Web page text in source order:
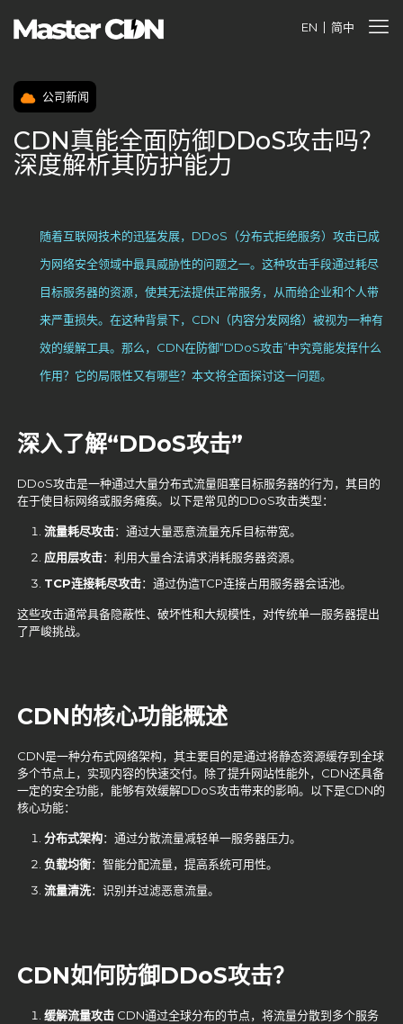
EN 简中
CDN真能全面防御DDoS攻击吗？
深度解析其防护能力
公司新闻
随着互联网技术的迅猛发展，DDoS（分布式拒绝服务）攻击已成
为网络安全领域中最具威胁性的问题之一。这种攻击手段通过耗尽
目标服务器的资源，使其无法提供正常服务，从而给企业和个人带
来严重损失。在这种背景下，CDN（内容分发网络）被视为一种有
效的缓解工具。那么，CDN在防御“DDoS攻击”中究竟能发挥什么
作用？它的局限性又有哪些？本文将全面探讨这一问题。
深入了解“DDoS攻击”
DDoS攻击是一种通过大量分布式流量阻塞目标服务器的行为，其目的
在于使目标网络或服务瘫痪。以下是常见的DDoS攻击类型：
流量耗尽攻击：通过大量恶意流量充斥目标带宽。
应用层攻击：利用大量合法请求消耗服务器资源。
TCP连接耗尽攻击：通过伪造TCP连接占用服务器会话池。
这些攻击通常具备隐蔽性、破坏性和大规模性，对传统单一服务器提出
了严峻挑战。
CDN的核心功能概述
CDN是一种分布式网络架构，其主要目的是通过将静态资源缓存到全球
多个节点上，实现内容的快速交付。除了提升网站性能外，CDN还具备
一定的安全功能，能够有效缓解DDoS攻击带来的影响。以下是CDN的
核心功能：
分布式架构：通过分散流量减轻单一服务器压力。
负载均衡：智能分配流量，提高系统可用性。
流量清洗：识别并过滤恶意流量。
CDN如何防御DDoS攻击？
缓解流量攻击 CDN通过全球分布的节点，将流量分散到多个服务